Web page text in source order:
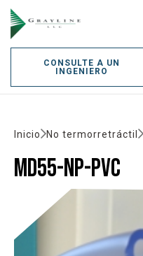
CONSULTE A UN
INGENIERO
Inicio No termorretráctil
MD55-NP-PVC